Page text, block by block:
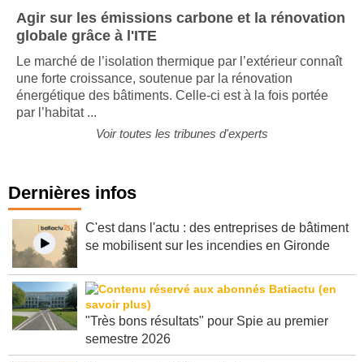
Agir sur les émissions carbone et la rénovation
globale grâce à l'ITE
Le marché de l’isolation thermique par l’extérieur connaît
une forte croissance, soutenue par la rénovation
énergétique des bâtiments. Celle-ci est à la fois portée
Dernières infos
C'est dans l'actu : des entreprises de bâtiment
"Très bons résultats" pour Spie au premier